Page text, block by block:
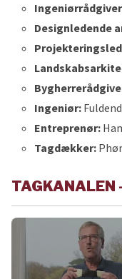
Designledende
Ingeniør:
Entreprenør:
Tagdækker:
TAGKANALEN